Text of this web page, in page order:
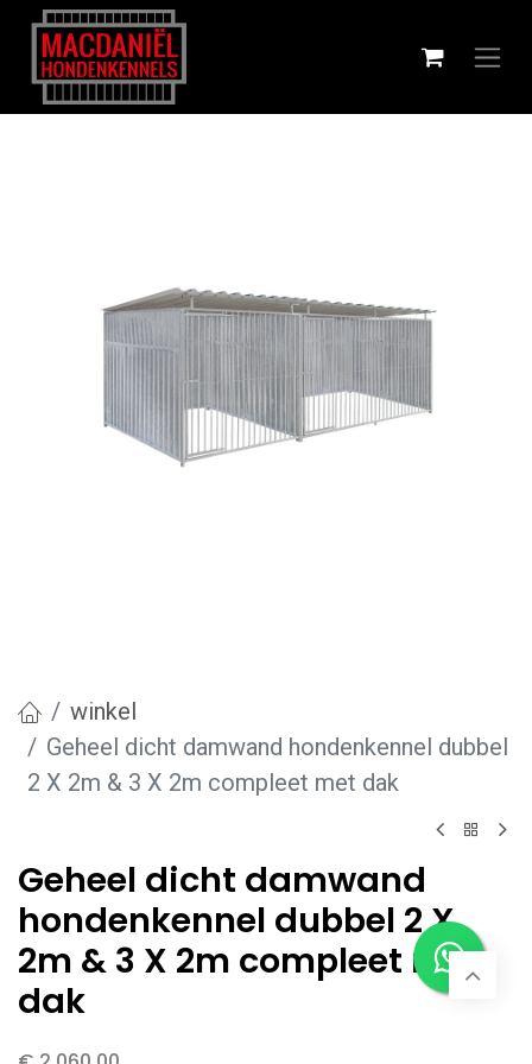
winkel
Geheel dicht damwand hondenkennel dubbel
2 X 2m & 3 X 2m compleet met dak
Geheel dicht damwand
hondenkennel dubbel 2 X
2m & 3 X 2m compleet met
dak